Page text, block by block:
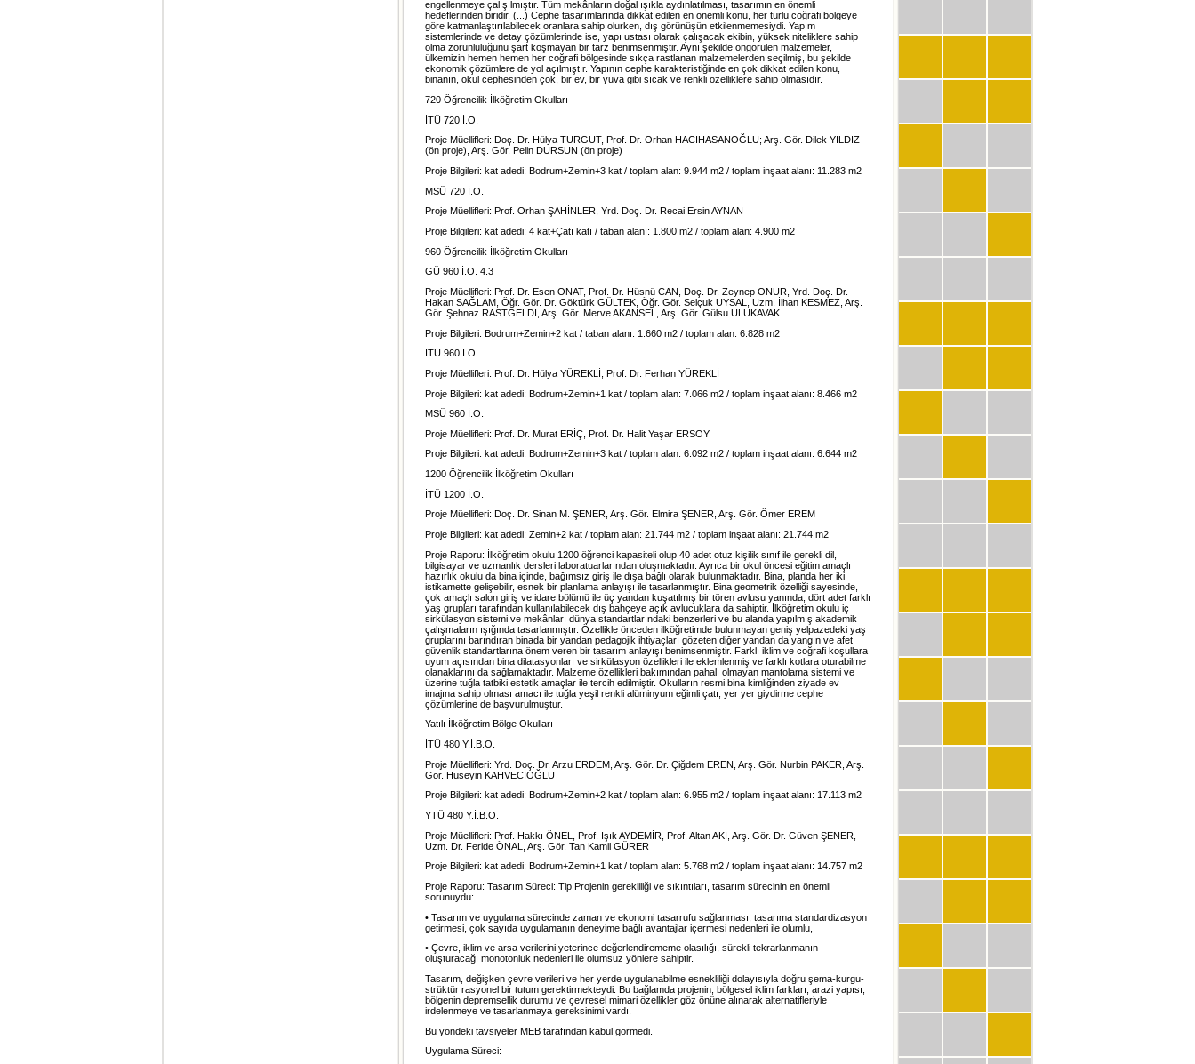
engellenmeye çalışılmıştır. Tüm mekânların doğal ışıkla aydınlatılması, tasarımın en önemli
hedeflerinden biridir. (...) Cephe tasarımlarında dikkat edilen en önemli konu, her türlü coğrafi bölgeye
göre katmanlaştırılabilecek oranlara sahip olurken, dış görünüşün etkilenmemesiydi. Yapım
sistemlerinde ve detay çözümlerinde ise, yapı ustası olarak çalışacak ekibin, yüksek niteliklere sahip
olma zorunluluğunu şart koşmayan bir tarz benimsenmiştir. Aynı şekilde öngörülen malzemeler,
ülkemizin hemen hemen her coğrafi bölgesinde sıkça rastlanan malzemelerden seçilmiş, bu şekilde
ekonomik çözümlere de yol açılmıştır. Yapının cephe karakteristiğinde en çok dikkat edilen konu,
binanın, okul cephesinden çok, bir ev, bir yuva gibi sıcak ve renkli özelliklere sahip olmasıdır.
720 Öğrencilik İlköğretim Okulları
İTÜ 720 İ.O.
Proje Müellifleri: Doç. Dr. Hülya TURGUT, Prof. Dr. Orhan HACIHASANOĞLU; Arş. Gör. Dilek YILDIZ
(ön proje), Arş. Gör. Pelin DURSUN (ön proje)
Proje Bilgileri: kat adedi: Bodrum+Zemin+3 kat / toplam alan: 9.944 m2 / toplam inşaat alanı: 11.283 m2
MSÜ 720 İ.O.
Proje Müellifleri: Prof. Orhan ŞAHİNLER, Yrd. Doç. Dr. Recai Ersin AYNAN
Proje Bilgileri: kat adedi: 4 kat+Çatı katı / taban alanı: 1.800 m2 / toplam alan: 4.900 m2
960 Öğrencilik İlköğretim Okulları
GÜ 960 İ.O. 4.3
Proje Müellifleri: Prof. Dr. Esen ONAT, Prof. Dr. Hüsnü CAN, Doç. Dr. Zeynep ONUR, Yrd. Doç. Dr.
Hakan SAĞLAM, Öğr. Gör. Dr. Göktürk GÜLTEK, Öğr. Gör. Selçuk UYSAL, Uzm. İlhan KESMEZ, Arş.
Gör. Şehnaz RASTGELDİ, Arş. Gör. Merve AKANSEL, Arş. Gör. Gülsu ULUKAVAK
Proje Bilgileri: Bodrum+Zemin+2 kat / taban alanı: 1.660 m2 / toplam alan: 6.828 m2
İTÜ 960 İ.O.
Proje Müellifleri: Prof. Dr. Hülya YÜREKLİ, Prof. Dr. Ferhan YÜREKLİ
Proje Bilgileri: kat adedi: Bodrum+Zemin+1 kat / toplam alan: 7.066 m2 / toplam inşaat alanı: 8.466 m2
MSÜ 960 İ.O.
Proje Müellifleri: Prof. Dr. Murat ERİÇ, Prof. Dr. Halit Yaşar ERSOY
Proje Bilgileri: kat adedi: Bodrum+Zemin+3 kat / toplam alan: 6.092 m2 / toplam inşaat alanı: 6.644 m2
1200 Öğrencilik İlköğretim Okulları
İTÜ 1200 İ.O.
Proje Müellifleri: Doç. Dr. Sinan M. ŞENER, Arş. Gör. Elmira ŞENER, Arş. Gör. Ömer EREM
Proje Bilgileri: kat adedi: Zemin+2 kat / toplam alan: 21.744 m2 / toplam inşaat alanı: 21.744 m2
Proje Raporu: İlköğretim okulu 1200 öğrenci kapasiteli olup 40 adet otuz kişilik sınıf ile gerekli dil,
bilgisayar ve uzmanlık dersleri laboratuarlarından oluşmaktadır. Ayrıca bir okul öncesi eğitim amaçlı
hazırlık okulu da bina içinde, bağımsız giriş ile dışa bağlı olarak bulunmaktadır. Bina, planda her iki
istikamette gelişebilir, esnek bir planlama anlayışı ile tasarlanmıştır. Bina geometrik özelliği sayesinde,
çok amaçlı salon giriş ve idare bölümü ile üç yandan kuşatılmış bir tören avlusu yanında, dört adet farklı
yaş grupları tarafından kullanılabilecek dış bahçeye açık avlucuklara da sahiptir. İlköğretim okulu iç
sirkülasyon sistemi ve mekânları dünya standartlarındaki benzerleri ve bu alanda yapılmış akademik
çalışmaların ışığında tasarlanmıştır. Özellikle önceden ilköğretimde bulunmayan geniş yelpazedeki yaş
gruplarını barındıran binada bir yandan pedagojik ihtiyaçları gözeten diğer yandan da yangın ve afet
güvenlik standartlarına önem veren bir tasarım anlayışı benimsenmiştir. Farklı iklim ve coğrafi koşullara
uyum açısından bina dilatasyonları ve sirkülasyon özellikleri ile eklemlenmiş ve farklı kotlara oturabilme
olanaklarını da sağlamaktadır. Malzeme özellikleri bakımından pahalı olmayan mantolama sistemi ve
üzerine tuğla tatbiki estetik amaçlar ile tercih edilmiştir. Okulların resmi bina kimliğinden ziyade ev
imajına sahip olması amacı ile tuğla yeşil renkli alüminyum eğimli çatı, yer yer giydirme cephe
çözümlerine de başvurulmuştur.
Yatılı İlköğretim Bölge Okulları
İTÜ 480 Y.İ.B.O.
Proje Müellifleri: Yrd. Doç. Dr. Arzu ERDEM, Arş. Gör. Dr. Çiğdem EREN, Arş. Gör. Nurbin PAKER, Arş.
Gör. Hüseyin KAHVECİOĞLU
Proje Bilgileri: kat adedi: Bodrum+Zemin+2 kat / toplam alan: 6.955 m2 / toplam inşaat alanı: 17.113 m2
YTÜ 480 Y.İ.B.O.
Proje Müellifleri: Prof. Hakkı ÖNEL, Prof. Işık AYDEMİR, Prof. Altan AKI, Arş. Gör. Dr. Güven ŞENER,
Uzm. Dr. Feride ÖNAL, Arş. Gör. Tan Kamil GÜRER
Proje Bilgileri: kat adedi: Bodrum+Zemin+1 kat / toplam alan: 5.768 m2 / toplam inşaat alanı: 14.757 m2
Proje Raporu: Tasarım Süreci: Tip Projenin gerekliliği ve sıkıntıları, tasarım sürecinin en önemli
sorunuydu:
• Tasarım ve uygulama sürecinde zaman ve ekonomi tasarrufu sağlanması, tasarıma standardizasyon
getirmesi, çok sayıda uygulamanın deneyime bağlı avantajlar içermesi nedenleri ile olumlu,
• Çevre, iklim ve arsa verilerini yeterince değerlendirememe olasılığı, sürekli tekrarlanmanın
oluşturacağı monotonluk nedenleri ile olumsuz yönlere sahiptir.
Tasarım, değişken çevre verileri ve her yerde uygulanabilme esnekliliği dolayısıyla doğru şema-kurgu-
strüktür rasyonel bir tutum gerektirmekteydi. Bu bağlamda projenin, bölgesel iklim farkları, arazi yapısı,
bölgenin depremsellik durumu ve çevresel mimari özellikler göz önüne alınarak alternatifleriyle
irdelenmeye ve tasarlanmaya gereksinimi vardı.
Bu yöndeki tavsiyeler MEB tarafından kabul görmedi.
Uygulama Süreci: